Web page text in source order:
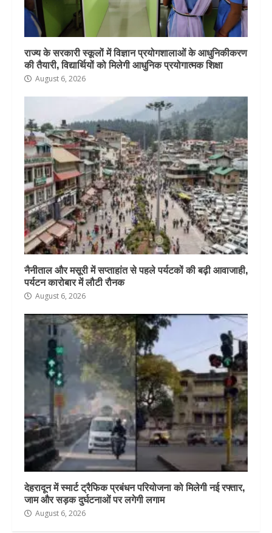
राज्य के सरकारी स्कूलों में विज्ञान प्रयोगशालाओं के आधुनिकीकरण
की तैयारी, विद्यार्थियों को मिलेगी आधुनिक प्रयोगात्मक शिक्षा
August 6, 2026
नैनीताल और मसूरी में सप्ताहांत से पहले पर्यटकों की बढ़ी आवाजाही,
पर्यटन कारोबार में लौटी रौनक
August 6, 2026
देहरादून में स्मार्ट ट्रैफिक प्रबंधन परियोजना को मिलेगी नई रफ्तार,
जाम और सड़क दुर्घटनाओं पर लगेगी लगाम
August 6, 2026